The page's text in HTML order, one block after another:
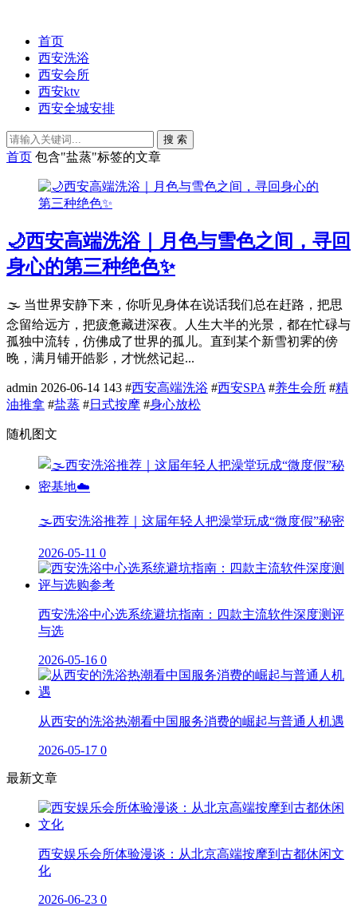
首页
西安洗浴
西安会所
西安ktv
西安全城安排
搜 索
首页 包含"盐蒸"标签的文章
🌙西安高端洗浴｜月色与雪色之间，寻回
身心的第三种绝色✨
🌫️ 当世界安静下来，你听见身体在说话我们总在赶路，把思
念留给远方，把疲惫藏进深夜。人生大半的光景，都在忙碌与
孤独中流转，仿佛成了世界的孤儿。直到某个新雪初霁的傍
晚，满月铺开皓影，才恍然记起...
admin 2026-06-14 143 #西安高端洗浴 #西安SPA #养生会所 #精
油推拿 #盐蒸 #日式按摩 #身心放松
随机图文
🌫️西安洗浴推荐｜这届年轻人把澡堂玩成“微度假”秘密
2026-05-11 0
西安洗浴中心选系统避坑指南：四款主流软件深度测评
与选
2026-05-16 0
从西安的洗浴热潮看中国服务消费的崛起与普通人机遇
2026-05-17 0
最新文章
西安娱乐会所体验漫谈：从北京高端按摩到古都休闲文
化
2026-06-23 0